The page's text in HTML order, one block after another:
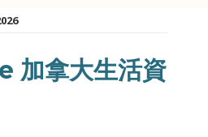
加拿大生活資